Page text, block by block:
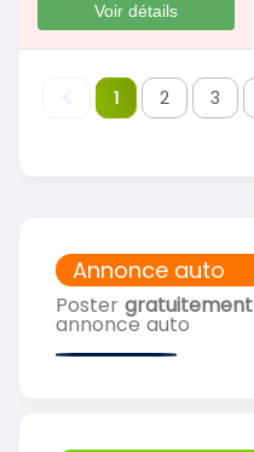
Annonce auto
Poster gratuitement
annonce auto
Voir détails
1 2 3